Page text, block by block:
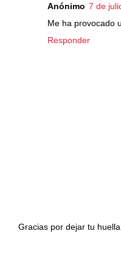
Anónimo 7 de
Me ha provocado
Responder
Gracias por dejar tu